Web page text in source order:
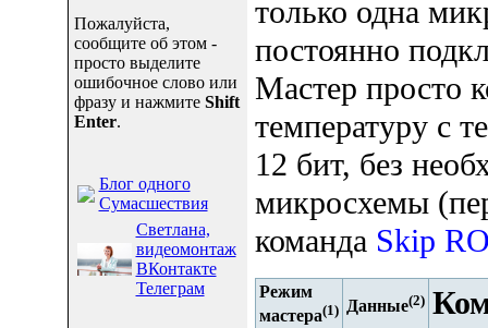
Пожалуйста,
сообщите об этом -
просто выделите
ошибочное слово или
фразу и нажмите Shift
Enter.
Блог одного
Сумасшествия
Светлана,
видеомонтаж
ВКонтакте
Телеграм
только одна
постоянно
Мастер просто
температуру с
12 бит, без
микросхемы
команда Skip
Режим
мастера(1) Данные(2)